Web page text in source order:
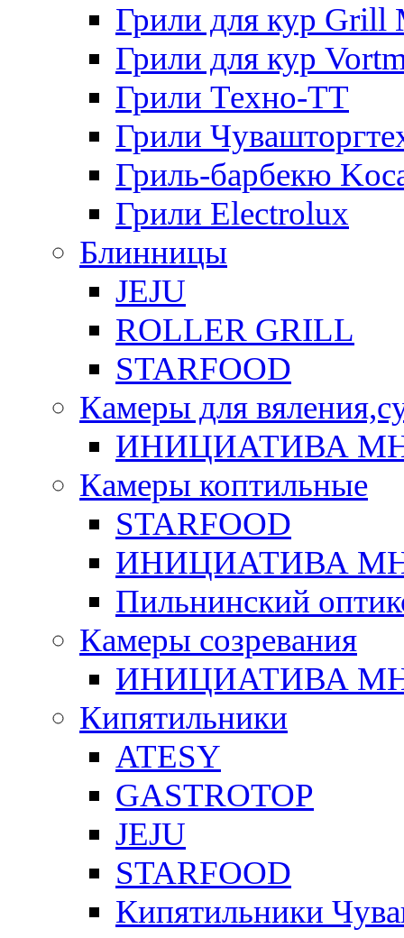
Грили для кур Grill
Грили для кур
Грили Техно-ТТ
Грили
Гриль-барбекю
Грили Electrolux
Блинницы
JEJU
ROLLER GRILL
STARFOOD
Камеры для
ИНИЦИАТИВА
Камеры коптильные
STARFOOD
ИНИЦИАТИВА
Пильнинский
Камеры созревания
ИНИЦИАТИВА
Кипятильники
ATESY
GASTROTOP
JEJU
STARFOOD
Кипятильники